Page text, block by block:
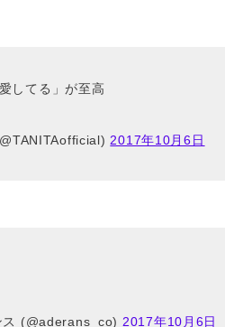
してる」が至高
2017年10月6日
(@aderans_co) 2017年10月6日